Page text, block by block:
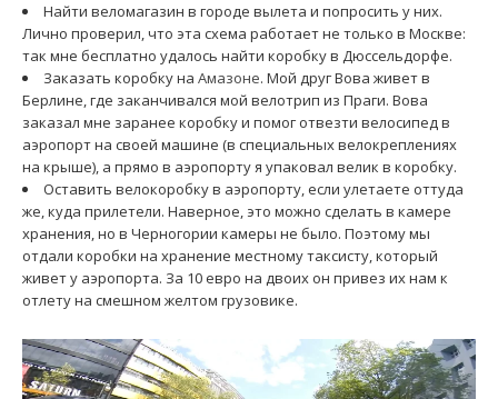
Найти веломагазин в городе вылета и попросить у них.
Лично проверил, что эта схема работает не только в Москве:
так мне бесплатно удалось найти коробку в Дюссельдорфе.
Заказать коробку на Амазоне. Мой друг Вова живет в
Берлине, где заканчивался мой велотрип из Праги. Вова
заказал мне заранее коробку и помог отвезти велосипед в
аэропорт на своей машине (в специальных велокреплениях
на крыше), а прямо в аэропорту я упаковал велик в коробку.
Оставить велокоробку в аэропорту, если улетаете оттуда
же, куда прилетели. Наверное, это можно сделать в камере
хранения, но в Черногории камеры не было. Поэтому мы
отдали коробки на хранение местному таксисту, который
живет у аэропорта. За 10 евро на двоих он привез их нам к
отлету на смешном желтом грузовике.